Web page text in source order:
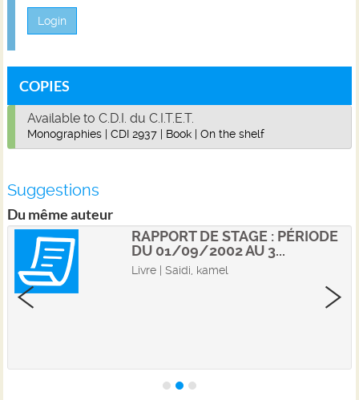
Login
COPIES
Available to C.D.I. du C.I.T.E.T.
Monographies | CDI 2937 | Book | On the shelf
Suggestions
Du même auteur
RAPPORT DE STAGE : PÉRIODE
DU 01/09/2002 AU 3...
Livre | Saidi, kamel